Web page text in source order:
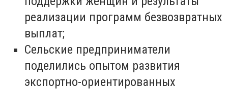
реализации программ безвозвратных
выплат;
Сельские предприниматели
поделились опытом развития
экспортно-ориентированных